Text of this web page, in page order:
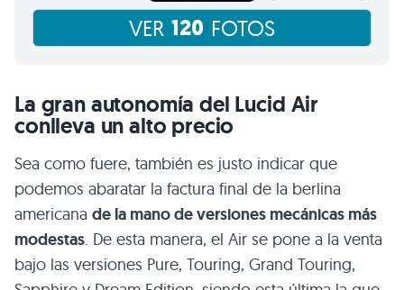
VER 120 FOTOS
La gran autonomía del Lucid Air
conlleva un alto precio
Sea como fuere, también es justo indicar que
podemos abaratar la factura final de la berlina
americana de la mano de versiones mecánicas más
modestas. De esta manera, el Air se pone a la venta
bajo las versiones Pure, Touring, Grand Touring,